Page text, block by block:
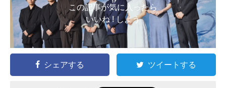
この記事が気に入ったら
いいね ! しよう
シェアする ツイートする